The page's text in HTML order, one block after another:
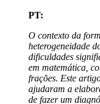
PT:
O contexto da
heterogeneidade
dificuldades
em matemática,
frações. Este
ajudaram a
de fazer um